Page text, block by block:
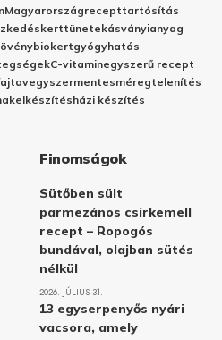
Magyarországrecepttartósítás
kerttünetekásványianyag
biokertgyógyhatás
C-vitaminegyszerű recept
vegyszermentesméregtelenítés
elkészítésházi készítés
Finomságok
Sütőben sült
parmezános csirkemell
recept – Ropogós
bundával, olajban sütés
nélkül
2026. JÚLIUS 31.
13 egyserpenyős nyári
vacsora, amely